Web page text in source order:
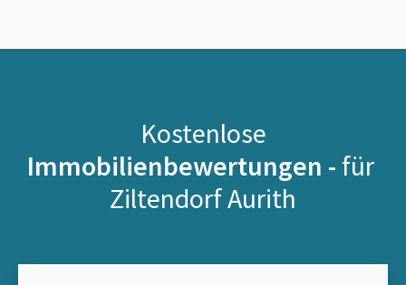
Kostenlose
Immobilienbewertungen - für
Ziltendorf Aurith